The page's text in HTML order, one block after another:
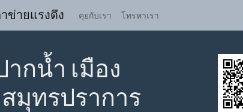
ข่ายแรงดึง คุยกับเรา โทรหาเรา
กน้ำ เมือง
มุทรปราการ